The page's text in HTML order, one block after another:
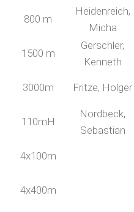
800 m
Heidenreich,
Micha
1500 m
Gerschler,
Kenneth
3000m Fritze, Holger
110mH
Nordbeck,
Sebastian
4x100m
4x400m